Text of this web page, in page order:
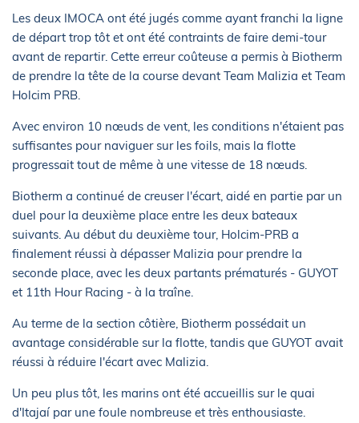
Les deux IMOCA ont été jugés comme ayant franchi la ligne
de départ trop tôt et ont été contraints de faire demi-tour
avant de repartir. Cette erreur coûteuse a permis à Biotherm
de prendre la tête de la course devant Team Malizia et Team
Holcim PRB.
Avec environ 10 nœuds de vent, les conditions n'étaient pas
suffisantes pour naviguer sur les foils, mais la flotte
progressait tout de même à une vitesse de 18 nœuds.
Biotherm a continué de creuser l'écart, aidé en partie par un
duel pour la deuxième place entre les deux bateaux
suivants. Au début du deuxième tour, Holcim-PRB a
finalement réussi à dépasser Malizia pour prendre la
seconde place, avec les deux partants prématurés - GUYOT
et 11th Hour Racing - à la traîne.
Au terme de la section côtière, Biotherm possédait un
avantage considérable sur la flotte, tandis que GUYOT avait
réussi à réduire l'écart avec Malizia.
Un peu plus tôt, les marins ont été accueillis sur le quai
d'Itajaí par une foule nombreuse et très enthousiaste.